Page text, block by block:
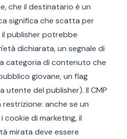
che il destinatario è un
significa che scatta per
il publisher potrebbe
dichiarata, un segnale di
categoria di contenuto che
giovane, un flag
utente del publisher). Il CMP
anche se un
di marketing, il
mirata deve essere